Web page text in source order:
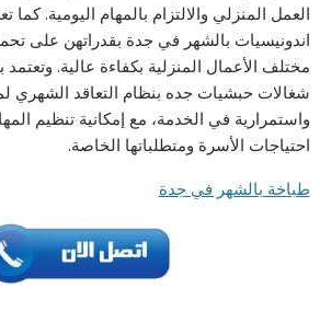
العمل المنزلي والالتزام بالمهام اليومية.
اندونيسيات بالشهر في جدة بقدراتهن على
مختلف الأعمال المنزلية بكفاءة عالية.
شغالات حبشيات جده بنظام التعاقد الشهري
واستمرارية في الخدمة، مع إمكانية تنظيم
احتياجات الأسرة ومتطلباتها الخاصة.
طباخة بالشهر في جدة